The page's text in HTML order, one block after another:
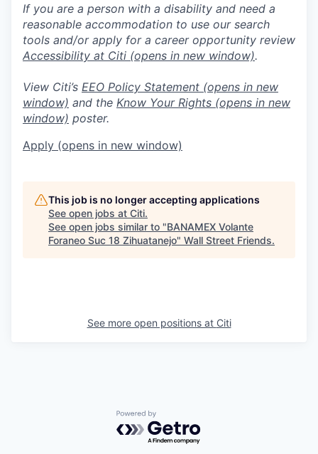
If you are a person with a disability and need a
reasonable accommodation to use our search
tools and/or apply for a career opportunity review
Accessibility at Citi (opens in new window).
View Citi’s EEO Policy Statement (opens in new
window) and the Know Your Rights (opens in new
window) poster.
Apply (opens in new window)
This job is no longer accepting applications
See open jobs at Citi.
See open jobs similar to "BANAMEX Volante
Foraneo Suc 18 Zihuatanejo" Wall Street Friends.
See more open positions at Citi
Powered by Getro.com